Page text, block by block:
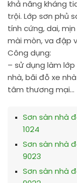
khả năng kháng
trội. Lớp sơn phủ
tính cứng, dai,
mài mòn, va đập
Công dụng:
– sử dụng làm
nhà, bãi đỗ xe
tâm thương mại…
Sơn sàn nhà
1024
Sơn sàn nhà
9023
Sơn sàn nhà